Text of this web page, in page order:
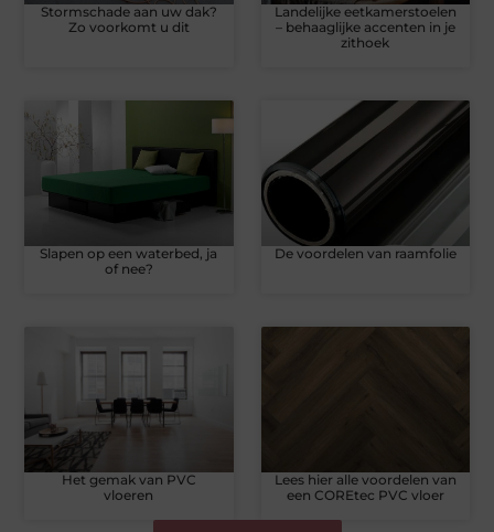
Stormschade aan uw dak?
Zo voorkomt u dit
Landelijke eetkamerstoelen
– behaaglijke accenten in je
zithoek
Slapen op een waterbed, ja
of nee?
De voordelen van raamfolie
Het gemak van PVC
vloeren
Lees hier alle voordelen van
een COREtec PVC vloer